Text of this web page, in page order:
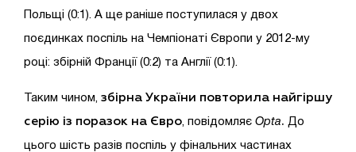
Польщі (0:1). А ще раніше поступилася у двох
поєдинках поспіль на Чемпіонаті Європи у 2012-му
році: збірній Франції (0:2) та Англії (0:1).
Таким чином, збірна України повторила найгіршу
серію із поразок на Євро , повідомляє Opta. До
цього шість разів поспіль у фінальних частинах